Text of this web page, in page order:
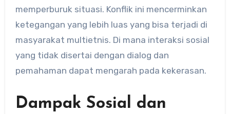
memperburuk situasi. Konflik ini mencerminkan
ketegangan yang lebih luas yang bisa terjadi di
masyarakat multietnis. Di mana interaksi sosial
yang tidak disertai dengan dialog dan
pemahaman dapat mengarah pada kekerasan.
Dampak Sosial dan